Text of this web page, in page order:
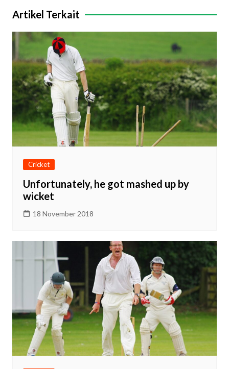
Artikel Terkait
Cricket
Unfortunately, he got mashed up by
wicket
18 November 2018